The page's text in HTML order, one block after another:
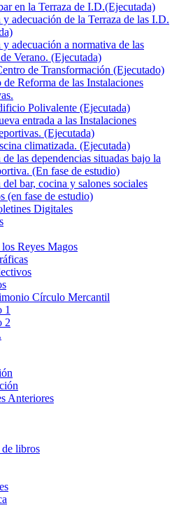
en la Terraza de I.D.(Ejecutada)
y adecuación de la Terraza de las I.D.
y adecuación a normativa de las
Verano. (Ejecutada)
de Transformación (Ejecutado)
de Reforma de las Instalaciones
Polivalente (Ejecutada)
entrada a las Instalaciones
(Ejecutada)
climatizada. (Ejecutada)
las dependencias situadas bajo la
(En fase de estudio)
bar, cocina y salones sociales
(en fase de estudio)
Digitales
Reyes Magos
Círculo Mercantil
1
2
Anteriores
de libros